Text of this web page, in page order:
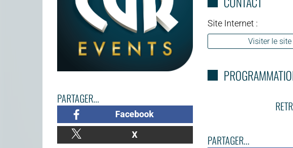
PARTAGER...
Facebook
X
Site Internet :
Visiter le site
PARTAGER...